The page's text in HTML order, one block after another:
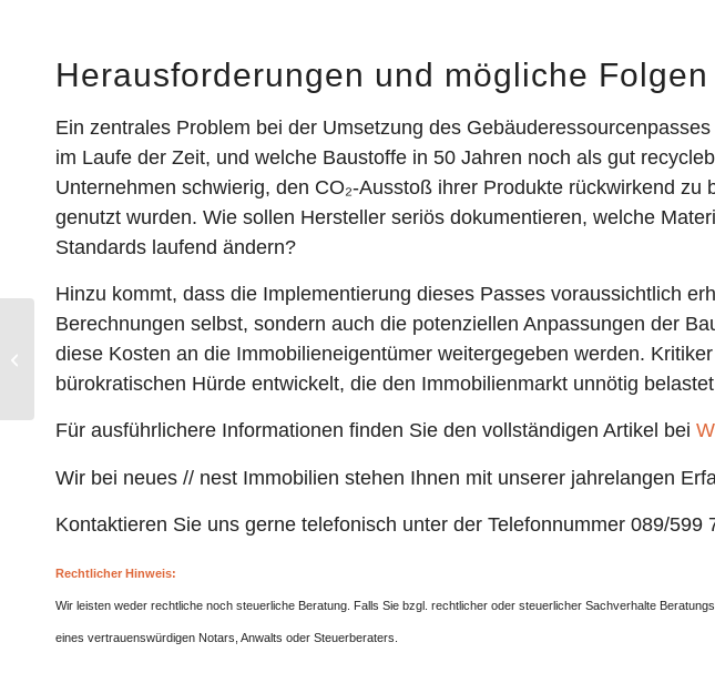
Herausforderungen und mögliche
Ein zentrales Problem bei der Umsetzung des
im Laufe der Zeit, und welche Baustoffe in 50 Jahren noch als gut
Unternehmen schwierig, den CO₂-Ausstoß ihrer Produkte rückwirkend
genutzt wurden. Wie sollen Hersteller seriös dokumentieren, welche
Standards laufend ändern?
Hinzu kommt, dass die Implementierung dieses Passes voraussichtlich
Berechnungen selbst, sondern auch die potenziellen Anpassungen der
diese Kosten an die Immobilieneigentümer weitergegeben werden.
bürokratischen Hürde entwickelt, die den Immobilienmarkt unnötig
Für ausführlichere Informationen finden Sie den vollständigen Artikel bei
Wir bei neues // nest Immobilien stehen Ihnen mit unserer jahrelangen
Kontaktieren Sie uns gerne telefonisch unter der Telefonnummer 089/
Rechtlicher Hinweis:
Wir leisten weder rechtliche noch steuerliche Beratung. Falls Sie bzgl. rechtlicher oder steuerlicher Sachverhalte
eines vertrauenswürdigen Notars, Anwalts oder Steuerberaters.
Immobilie geerbt – Auf
diese Dinge sollten Sie
achten